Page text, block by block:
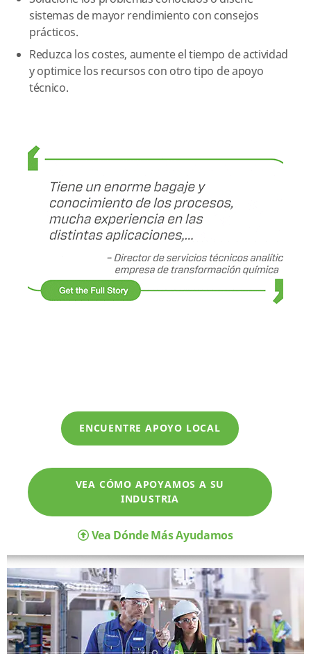
sistemas de mayor rendimiento con consejos
prácticos.
Reduzca los costes, aumente el tiempo de actividad
y optimice los recursos con otro tipo de apoyo
técnico.
ENCUENTRE APOYO LOCAL
VEA CÓMO APOYAMOS A SU
INDUSTRIA
Vea Dónde Más Ayudamos